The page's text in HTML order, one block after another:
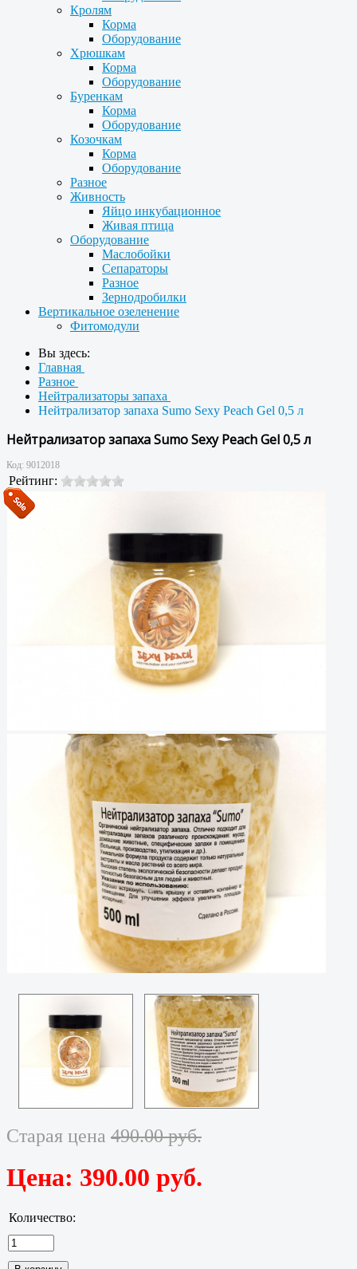
Кролям
Корма
Оборудование
Хрюшкам
Корма
Оборудование
Буренкам
Корма
Оборудование
Козочкам
Корма
Оборудование
Разное
Живность
Яйцо инкубационное
Живая птица
Оборудование
Маслобойки
Сепараторы
Разное
Зернодробилки
Вертикальное озеленение
Фитомодули
Вы здесь:
Главная
Разное
Нейтрализаторы запаха
Нейтрализатор запаха Sumo Sexy Peach Gel 0,5 л
Нейтрализатор запаха Sumo Sexy Peach Gel 0,5 л
Код: 9012018
Рейтинг:
Старая цена 490.00 руб.
Цена: 390.00 руб.
Количество: